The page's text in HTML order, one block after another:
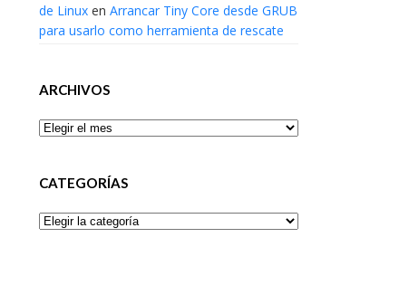
de Linux en Arrancar Tiny Core desde GRUB
para usarlo como herramienta de rescate
ARCHIVOS
Archivos
CATEGORÍAS
Categorías